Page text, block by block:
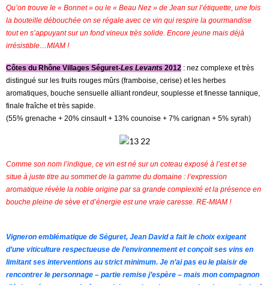
Qu’on trouve le « Bonnet » ou le « Beau Nez » de Jean sur l’étiquette, une fois
la bouteille débouchée on se régale avec ce vin qui respire la gourmandise
tout en s’appuyant sur un fond vineux très solide. Encore jeune mais déjà
irrésistible…MIAM !
Côtes du Rhône Villages Séguret-Les Levants 2012 : nez complexe et très
distingué sur les fruits rouges mûrs (framboise, cerise) et les herbes
aromatiques, bouche sensuelle alliant rondeur, souplesse et finesse tannique,
finale fraîche et très sapide.
(55% grenache + 20% cinsault + 13% counoise + 7% carignan + 5% syrah)
Comme son nom l’indique, ce vin est né sur un coteau exposé à l’est et se
situe à juste titre au sommet de la gamme du domaine : l’expression
aromatique révèle la noble origine par sa grande complexité et la présence en
bouche pleine de sève et d’énergie est une vraie caresse. RE-MIAM !
Vigneron emblématique de Séguret, Jean David a fait le choix exigeant
d’une viticulture respectueuse de l’environnement et conçoit ses vins en
limitant ses interventions au strict minimum. Je n’ai pas eu le plaisir de
rencontrer le personnage – partie remise j’espère – mais mon compagnon